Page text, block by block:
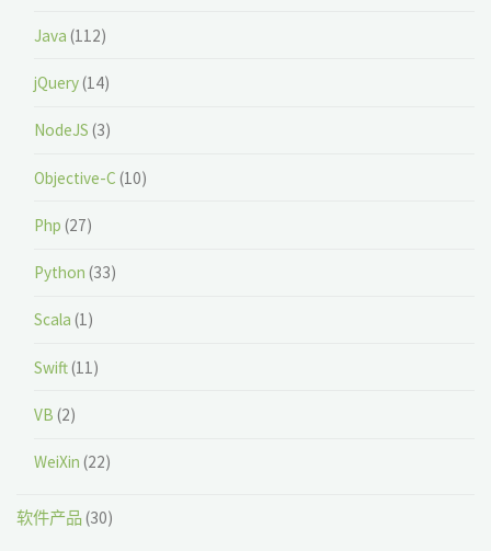
Java (112)
jQuery(14)
NodeJS (3)
Objective-C (10)
Php (27)
Python (33)
Scala (1)
Swift(11)
VB (2)
WeiXin (22)
软件产品(30)